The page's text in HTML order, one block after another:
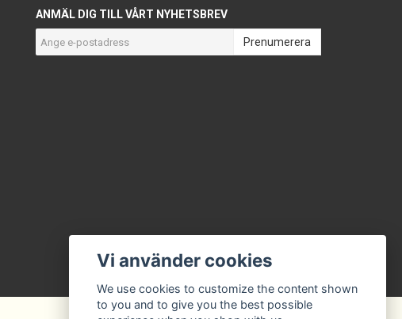
ANMÄL DIG TILL VÅRT NYHETSBREV
Prenumerera
Vi använder cookies
We use cookies to customize the content shown
to you and to give you the best possible